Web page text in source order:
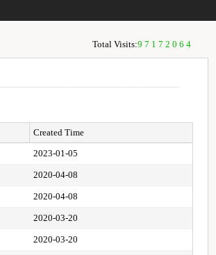
Total Visits:97172064
Created Time
2023-01-05
2020-04-08
2020-04-08
2020-03-20
2020-03-20